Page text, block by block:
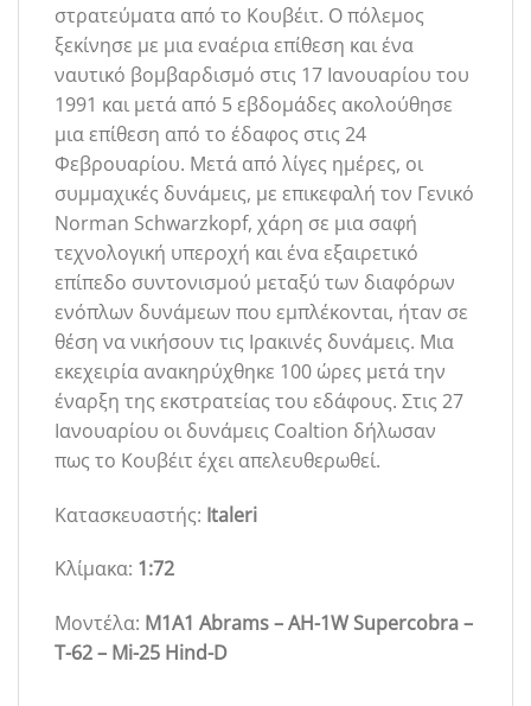
στρατεύματα από το Κουβέιτ. Ο πόλεμος
ξεκίνησε με μια εναέρια επίθεση και ένα
ναυτικό βομβαρδισμό στις 17 Ιανουαρίου του
1991 και μετά από 5 εβδομάδες ακολούθησε
μια επίθεση από το έδαφος στις 24
Φεβρουαρίου. Μετά από λίγες ημέρες, οι
συμμαχικές δυνάμεις, με επικεφαλή τον Γενικό
Norman Schwarzkopf, χάρη σε μια σαφή
τεχνολογική υπεροχή και ένα εξαιρετικό
επίπεδο συντονισμού μεταξύ των διαφόρων
ενόπλων δυνάμεων που εμπλέκονται, ήταν σε
θέση να νικήσουν τις Ιρακινές δυνάμεις. Μια
εκεχειρία ανακηρύχθηκε 100 ώρες μετά την
έναρξη της εκστρατείας του εδάφους. Στις 27
Ιανουαρίου οι δυνάμεις Coaltion δήλωσαν
πως το Κουβέιτ έχει απελευθερωθεί.
Κατασκευαστής: Italeri
Κλίμακα: 1:72
Μοντέλα: M1A1 Abrams – AH-1W Supercobra –
T-62 – Mi-25 Hind-D